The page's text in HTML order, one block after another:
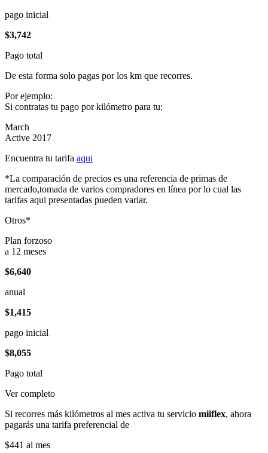
pago inicial
$3,742
Pago total
De esta forma solo pagas por los km que recorres.
Por ejemplo:
Si contratas tu pago por kilómetro para tu:
March
Active 2017
Encuentra tu tarifa aqui
*La comparación de precios es una referencia de primas de
mercado,tomada de varios compradores en línea por lo cual las
tarifas aqui presentadas pueden variar.
Otros*
Plan forzoso
a 12 meses
$6,640
anual
$1,415
pago inicial
$8,055
Pago total
Ver completo
Si recorres más kilómetros al mes activa tu servicio miiflex, ahora
pagarás una tarifa preferencial de
$441 al mes